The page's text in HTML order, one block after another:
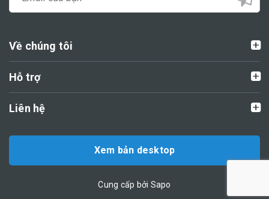
Về chúng tôi
Hỗ trợ
Liên hệ
Xem bản desktop
Cung cấp bởi Sapo